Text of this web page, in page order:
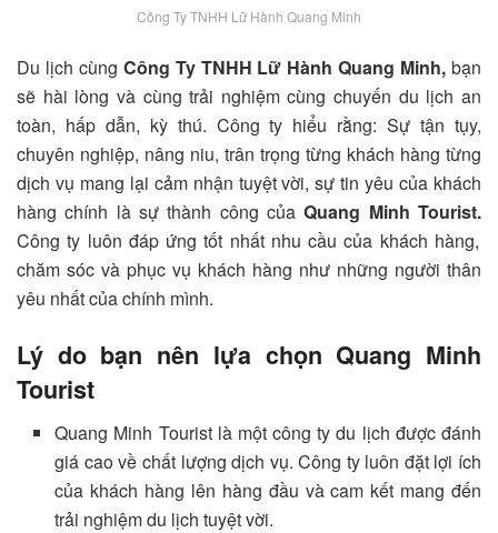
Công Ty TNHH Lữ Hành Quang Minh
Du lịch cùng Công Ty TNHH Lữ Hành Quang Minh,bạn
sẽ hài lòng và cùng trải nghiệm cùng chuyến du lịch an
toàn, hấp dẫn, kỳ thú. Công ty hiểu rằng: Sự tận tụy,
chuyên nghiệp, nâng niu, trân trọng từng khách hàng từng
dịch vụ mang lại cảm nhận tuyệt vời, sự tin yêu của khách
hàng chính là sự thành công củaQuang Minh Tourist.
Công ty luôn đáp ứng tốt nhất nhu cầu của khách hàng,
chăm sóc và phục vụ khách hàng như những người thân
yêu nhất của chính mình.
Lý do bạn nên lựa chọn Quang Minh
Tourist
Quang Minh Tourist là một công ty du lịch được đánh
giá cao về chất lượng dịch vụ. Công ty luôn đặt lợi ích
của khách hàng lên hàng đầu và cam kết mang đến
trải nghiệm du lịch tuyệt vời.